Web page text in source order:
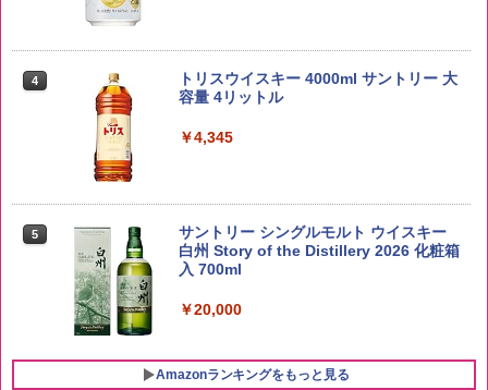
by Amazon あきたこまちブレンド 無洗
米 5kg
by Amazon 新潟県産 新潟のお米 無洗米
5kg
￥3,274
4
トリスウイスキー 4000ml サントリー 大
容量 4リットル
￥4,345
5
サントリー シングルモルト ウイスキー
白州 Story of the Distillery 2026 化粧箱
入 700ml
￥20,000
Amazonランキングをもっと見る